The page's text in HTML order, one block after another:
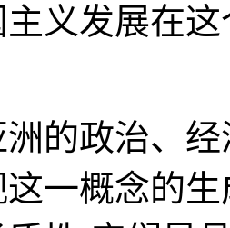
义发展在
的政治、
一概念的